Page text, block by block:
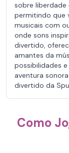
sobre liberdade
permitindo que
musicais com
onde sons
divertido,
amantes da
possibilidades
aventura
divertido da
Como